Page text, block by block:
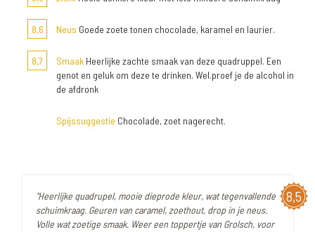
8,6 Neus Goede zoete tonen chocolade, karamel en laurier.
8,7 Smaak Heerlijke zachte smaak van deze quadruppel. Een
genot en geluk om deze te drinken. Wel.proef je de alcohol in
de afdronk
Spijssuggestie Chocolade, zoet nagerecht.
8,5
"Heerlijke quadrupel, mooie dieprode kleur, wat tegenvallende
schuimkraag. Geuren van caramel, zoethout, drop in je neus.
Volle wat zoetige smaak. Weer een toppertje van Grolsch, voor